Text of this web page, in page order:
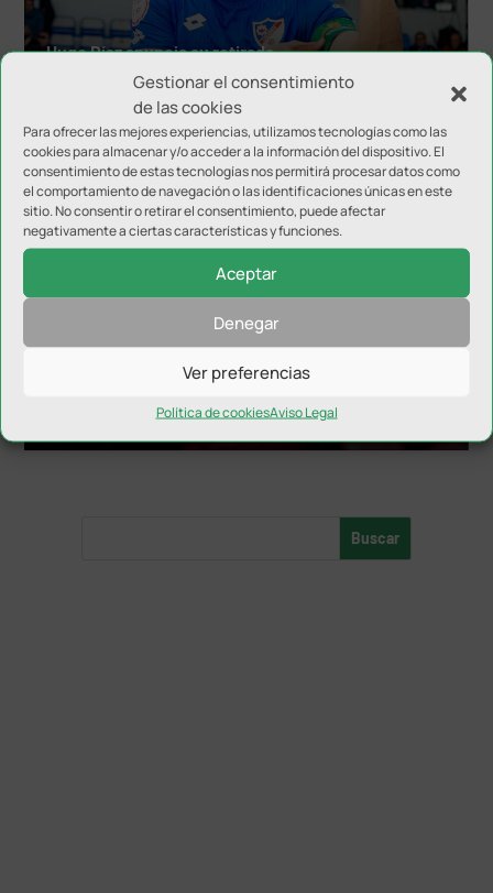
Gestionar el consentimiento
de las cookies
Para ofrecer las mejores experiencias, utilizamos tecnologías como las
cookies para almacenar y/o acceder a la información del dispositivo. El
consentimiento de estas tecnologías nos permitirá procesar datos como
el comportamiento de navegación o las identificaciones únicas en este
sitio. No consentir o retirar el consentimiento, puede afectar
negativamente a ciertas características y funciones.
Aceptar
Denegar
Ver preferencias
Política de cookiesAviso Legal
Hugo Díaz anuncia su retirada
El Linares Deportivo configura el cuerpo técnico